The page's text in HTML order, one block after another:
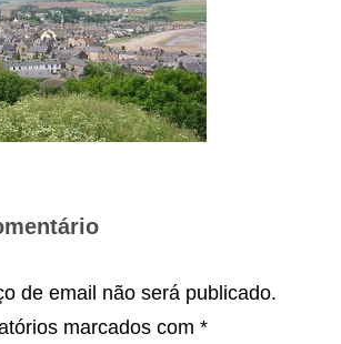
de email não será publicado.
marcados com *